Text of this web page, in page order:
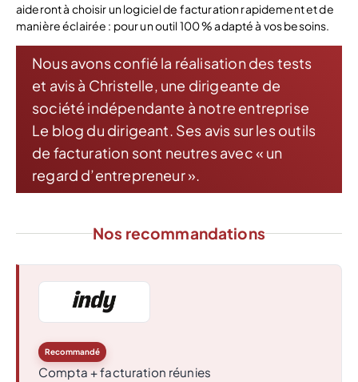
aideront à choisir un logiciel de facturation rapidement et de
manière éclairée : pour un outil 100 % adapté à vos besoins.
Nous avons confié la réalisation des tests
et avis à Christelle, une dirigeante de
société indépendante à notre entreprise
Le blog du dirigeant. Ses avis sur les outils
de facturation sont neutres avec « un
regard d’entrepreneur ».
Nos recommandations
Recommandé
Compta + facturation réunies